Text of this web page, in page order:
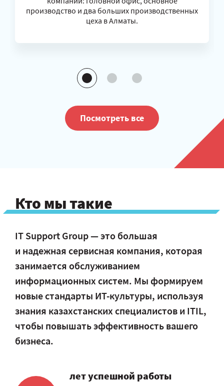
производство и два больших производственных
цеха в Алматы.
Посмотреть все
Кто мы такие
IT Support Group — это большая
и надежная сервисная компания, которая
занимается обслуживанием
информационных систем. Мы формируем
новые стандарты ИТ-культуры, используя
знания казахстанских специалистов и ITIL,
чтобы повышать эффективность вашего
бизнеса.
лет успешной работы